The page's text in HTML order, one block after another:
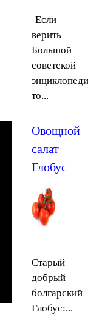
Если
верить
Большой
советской
то...
Овощной
салат
Глобус
Старый
добрый
болгарский
Глобус:...